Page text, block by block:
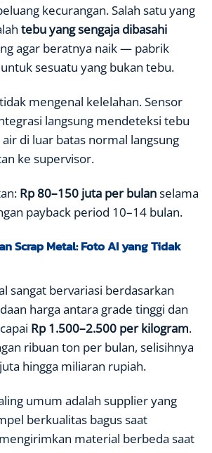
kecurangan. Salah satu yang
tebu yang sengaja dibasahi
agar beratnya naik — pabrik
sesuatu yang bukan tebu.
mengenal kelelahan. Sensor
langsung mendeteksi tebu
di luar batas normal langsung
ke supervisor.
Rp 80–150 juta per bulanselama
payback period 10–14 bulan.
Scrap Metal: Foto AI yang Tidak
sangat bervariasi berdasarkan
harga antara grade tinggi dan
Rp 1.500–2.500 per kilogram.
ribuan ton per bulan, selisihnya
hingga miliaran rupiah.
umum adalah supplier yang
berkualitas bagus saat
material berbeda saat